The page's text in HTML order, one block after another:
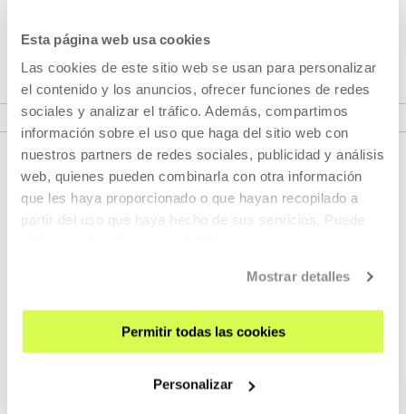
Esta página web usa cookies
Las cookies de este sitio web se usan para personalizar
el contenido y los anuncios, ofrecer funciones de redes
sociales y analizar el tráfico. Además, compartimos
información sobre el uso que haga del sitio web con
nuestros partners de redes sociales, publicidad y análisis
web, quienes pueden combinarla con otra información
que les haya proporcionado o que hayan recopilado a
partir del uso que haya hecho de sus servicios. Puede
Mostrar detalles
Permitir todas las cookies
Personalizar
Es ante todo un amante incondicional de la música negra y
sus derivados. Sus...
MÁS INFORMACIÓN